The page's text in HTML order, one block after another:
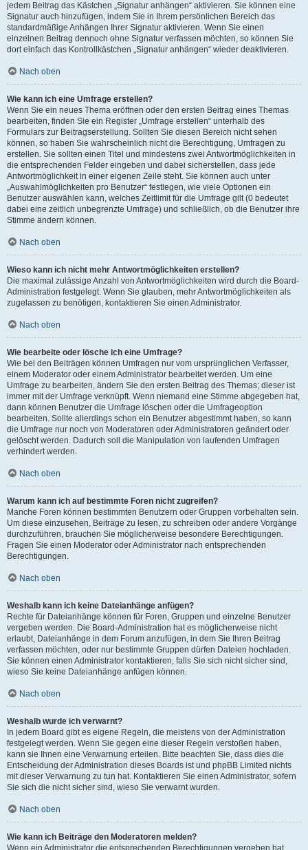
jedem Beitrag das Kästchen „Signatur anhängen“ aktivieren. Sie können eine
Signatur auch hinzufügen, indem Sie in Ihrem persönlichen Bereich das
standardmäßige Anhängen Ihrer Signatur aktivieren. Wenn Sie einen
einzelnen Beitrag dennoch ohne Signatur verfassen möchten, so können Sie
dort einfach das Kontrollkästchen „Signatur anhängen“ wieder deaktivieren.
Nach oben
Wie kann ich eine Umfrage erstellen?
Wenn Sie ein neues Thema eröffnen oder den ersten Beitrag eines Themas
bearbeiten, finden Sie ein Register „Umfrage erstellen“ unterhalb des
Formulars zur Beitragserstellung. Sollten Sie diesen Bereich nicht sehen
können, so haben Sie wahrscheinlich nicht die Berechtigung, Umfragen zu
erstellen. Sie sollten einen Titel und mindestens zwei Antwortmöglichkeiten in
die entsprechenden Felder eingeben und dabei sicherstellen, dass jede
Antwortmöglichkeit in einer eigenen Zeile steht. Sie können auch unter
„Auswahlmöglichkeiten pro Benutzer“ festlegen, wie viele Optionen ein
Benutzer auswählen kann, welches Zeitlimit für die Umfrage gilt (0 bedeutet
dabei eine zeitlich unbegrenzte Umfrage) und schließlich, ob die Benutzer ihre
Stimme ändern können.
Nach oben
Wieso kann ich nicht mehr Antwortmöglichkeiten erstellen?
Die maximal zulässige Anzahl von Antwortmöglichkeiten wird durch die Board-
Administration festgelegt. Wenn Sie glauben, mehr Antwortmöglichkeiten als
zugelassen zu benötigen, kontaktieren Sie einen Administrator.
Nach oben
Wie bearbeite oder lösche ich eine Umfrage?
Wie bei den Beiträgen können Umfragen nur vom ursprünglichen Verfasser,
einem Moderator oder einem Administrator bearbeitet werden. Um eine
Umfrage zu bearbeiten, ändern Sie den ersten Beitrag des Themas; dieser ist
immer mit der Umfrage verknüpft. Wenn niemand eine Stimme abgegeben hat,
dann können Benutzer die Umfrage löschen oder die Umfrageoption
bearbeiten. Sollte allerdings schon ein Benutzer abgestimmt haben, so kann
die Umfrage nur noch von Moderatoren oder Administratoren geändert oder
gelöscht werden. Dadurch soll die Manipulation von laufenden Umfragen
verhindert werden.
Nach oben
Warum kann ich auf bestimmte Foren nicht zugreifen?
Manche Foren können bestimmten Benutzern oder Gruppen vorbehalten sein.
Um diese einzusehen, Beiträge zu lesen, zu schreiben oder andere Vorgänge
durchzuführen, brauchen Sie möglicherweise besondere Berechtigungen.
Fragen Sie einen Moderator oder Administrator nach entsprechenden
Berechtigungen.
Nach oben
Weshalb kann ich keine Dateianhänge anfügen?
Rechte für Dateianhänge können für Foren, Gruppen und einzelne Benutzer
vergeben werden. Die Board-Administration hat es möglicherweise nicht
erlaubt, Dateianhänge in dem Forum anzufügen, in dem Sie Ihren Beitrag
verfassen möchten, oder nur bestimmte Gruppen dürfen Dateien hochladen.
Sie können einen Administrator kontaktieren, falls Sie sich nicht sicher sind,
wieso Sie keine Dateianhänge anfügen können.
Nach oben
Weshalb wurde ich verwarnt?
In jedem Board gibt es eigene Regeln, die meistens von der Administration
festgelegt werden. Wenn Sie gegen eine dieser Regeln verstoßen haben,
kann sie Ihnen eine Verwarnung erteilen. Bitte beachten Sie, dass dies die
Entscheidung der Administration dieses Boards ist und phpBB Limited nichts
mit dieser Verwarnung zu tun hat. Kontaktieren Sie einen Administrator, sofern
Sie sich die nicht sicher sind, wieso Sie verwarnt wurden.
Nach oben
Wie kann ich Beiträge den Moderatoren melden?
Wenn ein Administrator die entsprechenden Berechtigungen vergeben hat,